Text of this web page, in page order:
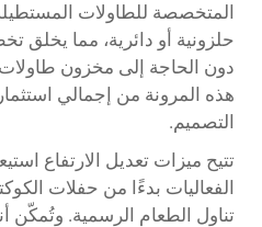
المتخصصة للطاولات
حلزونية أو دائرية، مما يخلق
دون الحاجة إلى مخزون
هذه المرونة من إجمالي
التصميم.
تتيح ميزات تعديل الارتفاع
الفعاليات بدءًا من حفلات
تناول الطعام الرسمية. وتُمكّن